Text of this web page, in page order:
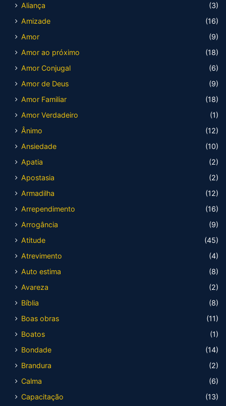
Aliança
(3)
Amizade
(16)
Amor
(9)
Amor ao próximo
(18)
Amor Conjugal
(6)
Amor de Deus
(9)
Amor Familiar
(18)
Amor Verdadeiro
(1)
Ânimo
(12)
Ansiedade
(10)
Apatia
(2)
Apostasia
(2)
Armadilha
(12)
Arrependimento
(16)
Arrogância
(9)
Atitude
(45)
Atrevimento
(4)
Auto estima
(8)
Avareza
(2)
Bíblia
(8)
Boas obras
(11)
Boatos
(1)
Bondade
(14)
Brandura
(2)
Calma
(6)
Capacitação
(13)